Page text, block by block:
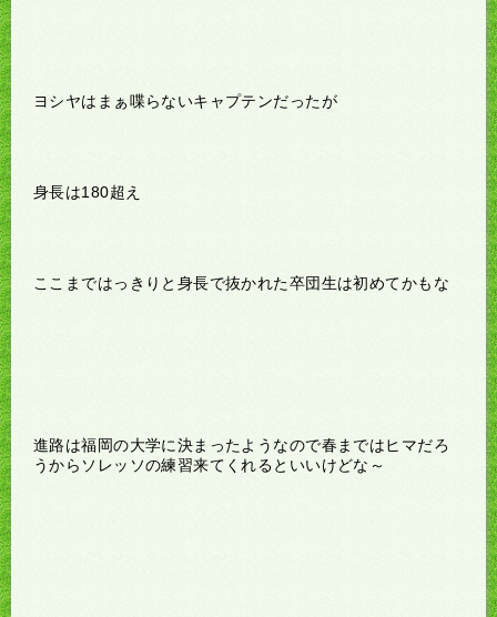
ヨシヤはまぁ喋らないキャプテンだったが
身長は180超え
ここまではっきりと身長で抜かれた卒団生は初めてかもな
進路は福岡の大学に決まったようなので春まではヒマだろ
うからソレッソの練習来てくれるといいけどな～